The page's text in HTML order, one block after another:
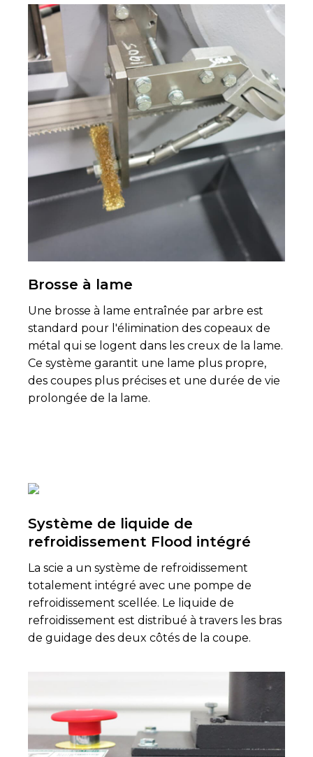
Brosse à lame
Une brosse à lame entraînée par arbre est
standard pour l'élimination des copeaux de
métal qui se logent dans les creux de la lame.
Ce système garantit une lame plus propre,
des coupes plus précises et une durée de vie
prolongée de la lame.
Système de liquide de
refroidissement Flood intégré
La scie a un système de refroidissement
totalement intégré avec une pompe de
refroidissement scellée. Le liquide de
refroidissement est distribué à travers les bras
de guidage des deux côtés de la coupe.